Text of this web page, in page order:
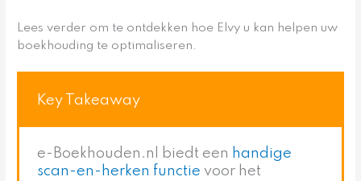
Lees verder om te ontdekken hoe Elvy u kan helpen uw
boekhouding te optimaliseren.
Key Takeaway
e-Boekhouden.nl biedt een handige
scan-en-herken functie voor het